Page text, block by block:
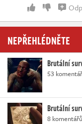
NEPŘEHLÉDNĚTE
Brutální
53
Brutální
8 komentářů